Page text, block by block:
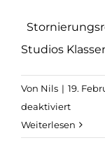
Studios
Von Nils | 19.
deaktiviertfür
Altona:
Weiterlesen